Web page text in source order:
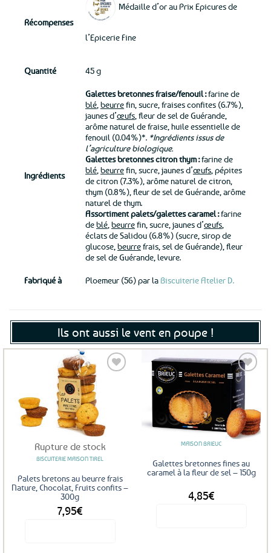
Récompenses
Médaille d’or au Prix Epicures de
l’Epicerie Fine
Quantité 45 g
Ingrédients
Galettes bretonnes fraise/fenouil:farine de
blé beurrefin, sucre, fraises confites (6.7%),
jaunes d’œufs , fleur de sel de Guérande,
arôme naturel de fraise, huile essentielle de
fenouil (0.04%)*. *Ingrédients issus de
l’agriculture biologique.
Galettes bretonnes citron thym :farine de
blé beurrefin, sucre, jaunes d’œufs , pépites
de citron (7.3%), arôme naturel de citron,
thym (0.8%), fleur de sel de Guérande, arôme
naturel de thym.
Assortiment palets/galettes caramel :farine
deblé beurrefin, sucre, jaunes d’œufs
éclats de Salidou (6.8%) (sucre, sirop de
glucose, beurrefrais, sel de Guérande), fleur
de sel de Guérande, levure.
Fabriqué à Ploemeur (56) par la Biscuiterie Atelier D.
Ils ont aussi le vent en poupe !
Rupture de stock
BISCUITERIE MAISON TIREL
Palets bretons au beurre frais
Nature, Chocolat, Fruits confits –
300g
7,95€
Ajouter
aux
favoris
MAISON BRIEUC
Galettes bretonnes fines au
caramel à la fleur de sel – 150g
4,85€